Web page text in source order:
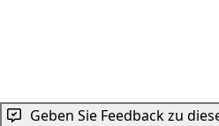
Geben Sie Feedback zu